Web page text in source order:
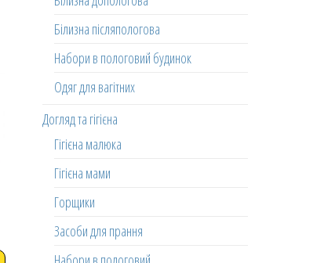
Білизна післяпологова
Набори в пологовий будинок
Одяг для вагітних
Догляд та гігієна
Гігієна малюка
Гігієна мами
Горщики
Засоби для прання